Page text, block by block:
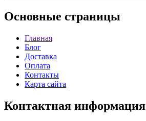
Основные страницы
Главная
Блог
Доставка
Оплата
Контакты
Карта сайта
Контактная информация